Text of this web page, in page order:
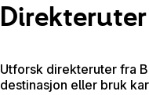
Utforsk direkteruter fra
destinasjon eller bruk